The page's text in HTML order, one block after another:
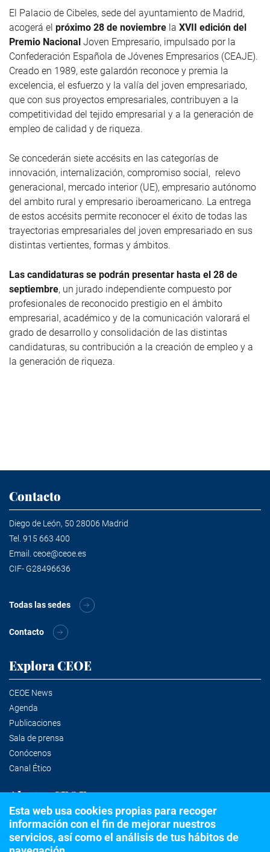
El Palacio de Cibeles, sede del ayuntamiento de Madrid,
acogerá el próximo 28 de noviembre la XVII edición del
Premio Nacional Joven Empresario, impulsado por la
Confederación Española de Jóvenes Empresarios (CEAJE).
Creado en 1989, este galardón reconoce y premia la
excelencia, el esfuerzo y la valía del joven empresariado,
que con sus proyectos empresariales, contribuyen a la
competitividad del tejido empresarial y a la generación de
empleo de calidad y de riqueza.
Se concederán siete accésits en las categorías de
innovación, internalización, compromiso social, relevo
generacional, mercado interior (UE), empresario autónomo
del ambito rural y empresario iberoamericano. La entrega
de estos accésits permite reconocer el éxito de todas las
trayectorias empresariales del joven empresariado en sus
distintas vertientes, formas y ámbitos.
Las candidaturas se podrán presentar hasta el 28 de
septiembre, un jurado independiente compuesto por
profesionales de reconocido prestigio en el ámbito
empresarial, académico y de la comunicación valorará el
grado de desarrollo y consolidación de las distintas
candidaturas, su contribución a la creación de empleo y a
la generación de riqueza.
Contacto
Diego de León, 50 28006 Madrid
Tel. 915 663 400
Email. ceoe@ceoe.es
CIF- G28496636
Todas las sedes
Contacto
Explora CEOE
CEOE News
Agenda
Publicaciones
Sala de prensa
Conócenos
Canal Ético
Alertas CEOE
Suscríbete a la newsletter
Esta web usa cookies propias para recoger
información con el fin de mejorar nuestros
servicios, así como el análisis de tus hábitos de